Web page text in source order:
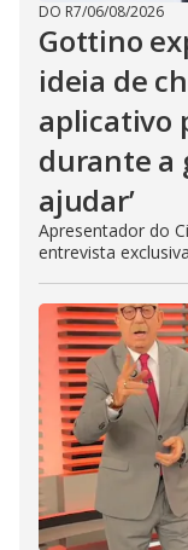
DO R7/06/08/2026
Gottino
ideia de
aplicativo
durante a
ajudar’
Apresentador do
entrevista